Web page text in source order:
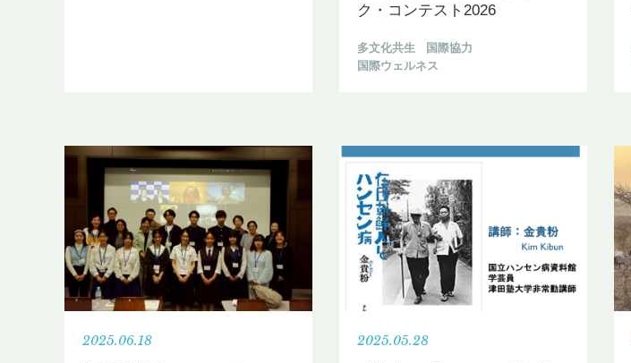
ク・コンテスト2026
多文化共生
国際協力
国際ウェルネス
2025.06.18 2025.05.28